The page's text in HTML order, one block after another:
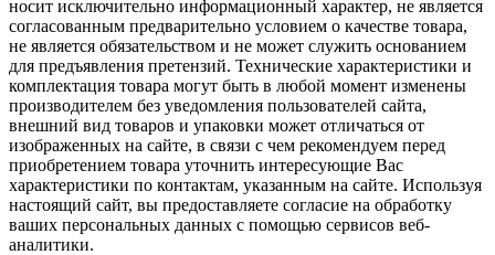
носит исключительно информационный характер, не является
согласованным предварительно условием о качестве товара,
не является обязательством и не может служить основанием
для предъявления претензий. Технические характеристики и
комплектация товара могут быть в любой момент изменены
производителем без уведомления пользователей сайта,
внешний вид товаров и упаковки может отличаться от
изображенных на сайте, в связи с чем рекомендуем перед
приобретением товара уточнить интересующие Вас
характеристики по контактам, указанным на сайте. Используя
настоящий сайт, вы предоставляете согласие на обработку
ваших персональных данных с помощью сервисов веб-
аналитики.